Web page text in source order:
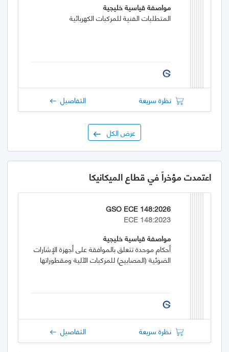
مواصفة قياسية خليجية
المتطلبات الفنية للمركبات الكهربائية
نظرة سريعة التفاصيل
عرض الكل
اعتمدت مؤخراً في قطاع الميكانيكا
GSO ECE 148:2026
ECE 148:2023
مواصفة قياسية خليجية
أحكام موحدة تتعلق بالموافقة على أجهزة الإشارات
الضوئية (المصابيح) للمركبات الآلية ومقطوراتها
نظرة سريعة التفاصيل